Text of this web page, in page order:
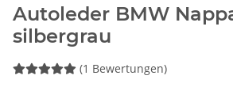
Autoleder BMW
silbergrau
(1 Bewertungen)